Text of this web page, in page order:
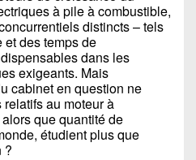
à pile à combustible,
distincts – tels
des temps de
dans les
exigeants. Mais
cabinet en question ne
au moteur à
que quantité de
étudient plus que
?